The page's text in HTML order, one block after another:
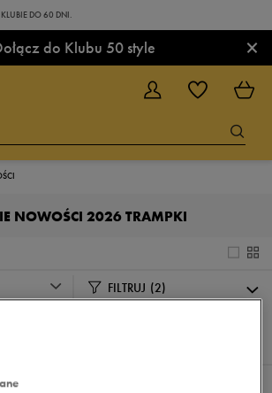
DO 60 DNI.
do Klubu 50 style ×
NOWOŚCI 2026 TRAMPKI
FILTRUJ (2)